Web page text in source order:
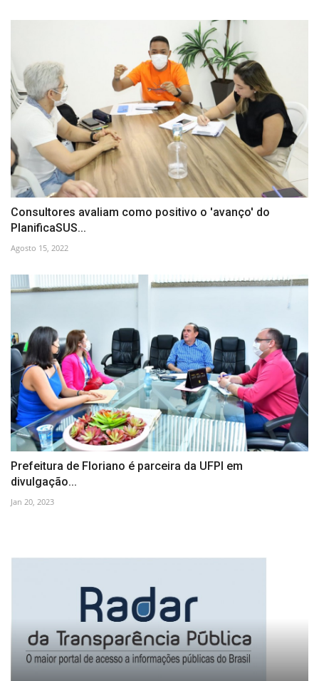
Consultores avaliam como positivo o 'avanço' do
PlanificaSUS...
Agosto 15, 2022
Prefeitura de Floriano é parceira da UFPI em
divulgação...
Jan 20, 2023